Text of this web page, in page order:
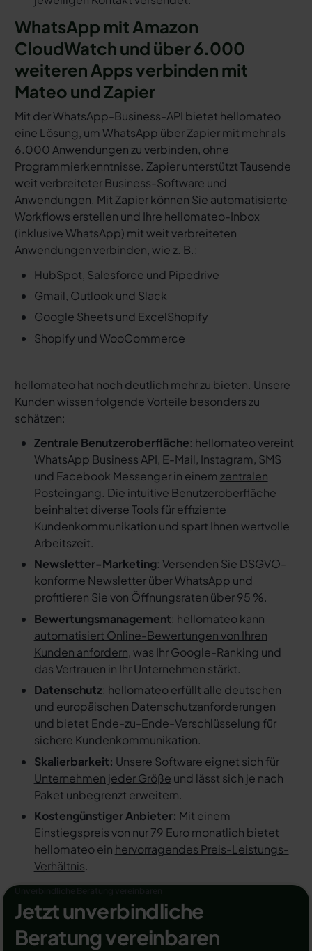
WhatsApp mit Amazon
CloudWatch und über 6.000
weiteren Apps verbinden mit
Mateo und Zapier
Mit der WhatsApp-Business-API bietet hellomateo
eine Lösung, um WhatsApp über Zapier mit mehr als
6.000 Anwendungenzu verbinden, ohne
Programmierkenntnisse. Zapier unterstützt Tausende
weit verbreiteter Business-Software und
Anwendungen. Mit Zapier können Sie automatisierte
Workflows erstellen und Ihre hellomateo-Inbox
(inklusive WhatsApp) mit weit verbreiteten
Anwendungen verbinden, wie z. B.:
HubSpot, Salesforce und Pipedrive
Gmail, Outlook und Slack
Google Sheets und ExcelShopify
Shopify und WooCommerce
hellomateo hat noch deutlich mehr zu bieten. Unsere
Kunden wissen folgende Vorteile besonders zu
schätzen:
Zentrale Benutzeroberfläche: hellomateo vereint
WhatsApp Business API, E-Mail, Instagram, SMS
und Facebook Messenger in einem zentralen
Posteingang. Die intuitive Benutzeroberfläche
beinhaltet diverse Tools für effiziente
Kundenkommunikation und spart Ihnen wertvolle
Arbeitszeit.
Newsletter-Marketing: Versenden Sie DSGVO-
konforme Newsletter über WhatsApp und
profitieren Sie von Öffnungsraten über 95 %.
Bewertungsmanagement: hellomateo kann
automatisiert Online-Bewertungen von Ihren
Kunden anfordern, was Ihr Google-Ranking und
das Vertrauen in Ihr Unternehmen stärkt.
Datenschutz: hellomateo erfüllt alle deutschen
und europäischen Datenschutzanforderungen
und bietet Ende-zu-Ende-Verschlüsselung für
sichere Kundenkommunikation.
Skalierbarkeit: Unsere Software eignet sich für
Unternehmen jeder Größe und lässt sich je nach
Paket unbegrenzt erweitern.
Kostengünstiger Anbieter: Mit einem
Einstiegspreis von nur 79 Euro monatlich bietet
hellomateo ein hervorragendes Preis-Leistungs-
Verhältnis.
Jetzt unverbindliche
Beratung vereinbaren